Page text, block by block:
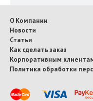
О Компании
Новости
Статьи
Как сделать заказ
Корпоративным
Политика обработки